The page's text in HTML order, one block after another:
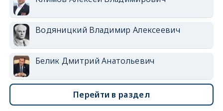
Водяницкий Владимир Алексеевич
Белик Дмитрий Анатольевич
Перейти в раздел